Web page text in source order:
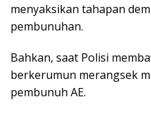
menyaksikan tahapan
pembunuhan.
Bahkan, saat Polisi
berkerumun merangsek
pembunuh AE.